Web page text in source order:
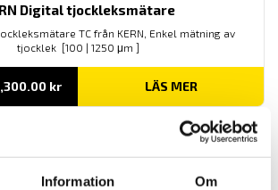
Information Om
Digital tjockleksmätare
TC från KERN, Enkel mätning av
tjocklek [100 | 1250 μm ]
krPrisintervall:
till
LÄS MER